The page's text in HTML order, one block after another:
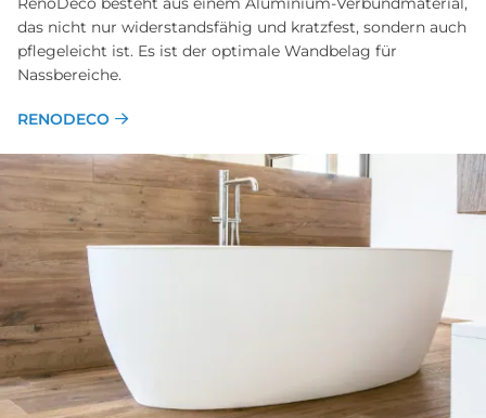
das nicht nur widerstandsfähig und kratzfest, sondern auch
pflegeleicht ist. Es ist der optimale Wandbelag für
Nassbereiche.
RENODECO